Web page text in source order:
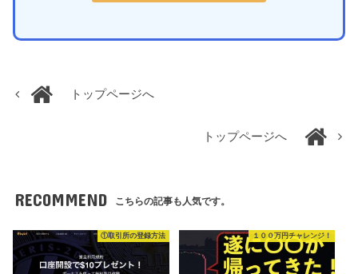
トップページへ
トップページへ
RECOMMEND こちらの記事も人気です。
①取引所の登録方法 １００万円チャレンジ！